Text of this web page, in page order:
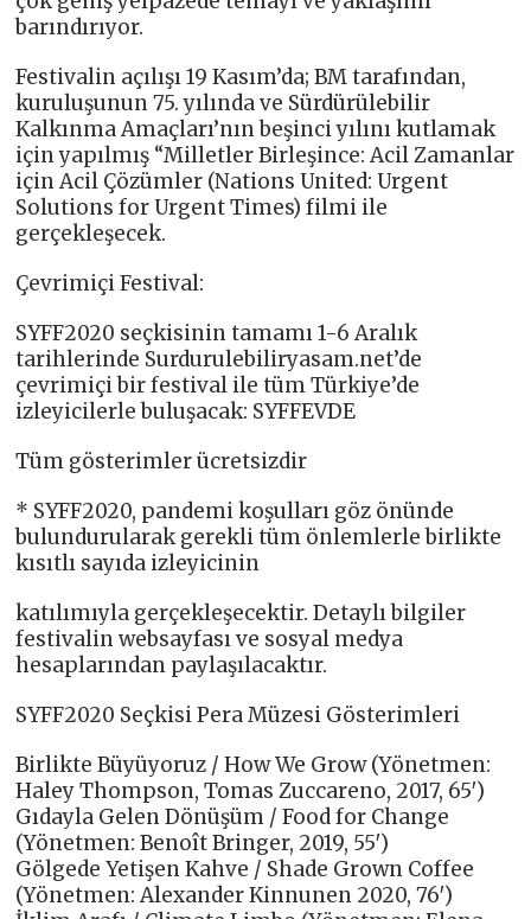
barındırıyor.
Festivalin açılışı 19 Kasım’da; BM tarafından,
kuruluşunun 75. yılında ve Sürdürülebilir
Kalkınma Amaçları’nın beşinci yılını kutlamak
için yapılmış “Milletler Birleşince: Acil Zamanlar
için Acil Çözümler (Nations United: Urgent
Solutions for Urgent Times) filmi ile
gerçekleşecek.
Çevrimiçi Festival:
SYFF2020 seçkisinin tamamı 1-6 Aralık
tarihlerinde Surdurulebiliryasam.net’de
çevrimiçi bir festival ile tüm Türkiye’de
izleyicilerle buluşacak: SYFFEVDE
Tüm gösterimler ücretsizdir
* SYFF2020, pandemi koşulları göz önünde
bulundurularak gerekli tüm önlemlerle birlikte
kısıtlı sayıda izleyicinin
katılımıyla gerçekleşecektir. Detaylı bilgiler
festivalin websayfası ve sosyal medya
hesaplarından paylaşılacaktır.
SYFF2020 Seçkisi Pera Müzesi Gösterimleri
Birlikte Büyüyoruz / How We Grow (Yönetmen:
Haley Thompson, Tomas Zuccareno, 2017, 65′)
Gıdayla Gelen Dönüşüm / Food for Change
(Yönetmen: Benoît Bringer, 2019, 55′)
Gölgede Yetişen Kahve / Shade Grown Coffee
(Yönetmen: Alexander Kinnunen 2020, 76′)